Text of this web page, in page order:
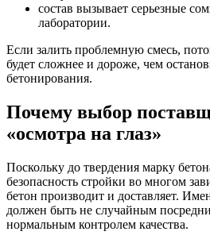
состав вызывает серьезные
лаборатории.
Если залить проблемную смесь,
будет сложнее и дороже, чем
бетонирования.
Почему выбор
«осмотра на глаз»
Поскольку до твердения марку
безопасность стройки во многом
бетон производит и доставляет.
должен быть не случайным
нормальным контролем качества.